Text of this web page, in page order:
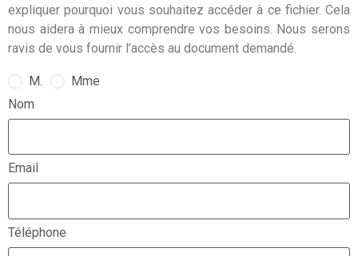
expliquer pourquoi vous souhaitez accéder à ce fichier. Cela
nous aidera à mieux comprendre vos besoins. Nous serons
ravis de vous fournir l’accès au document demandé.
M.
Mme
Nom
Email
Téléphone